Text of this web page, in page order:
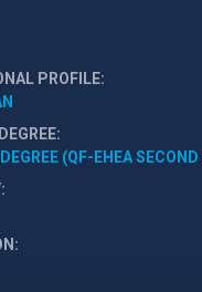
PROFILE
(QF-EHEA